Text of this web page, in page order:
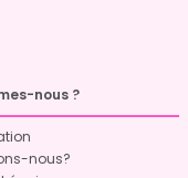
nous ?
nous?